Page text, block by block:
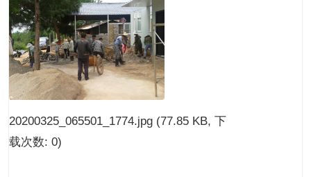
20200325_065501_1774.jpg (77.85 KB, 下
载次数: 0)